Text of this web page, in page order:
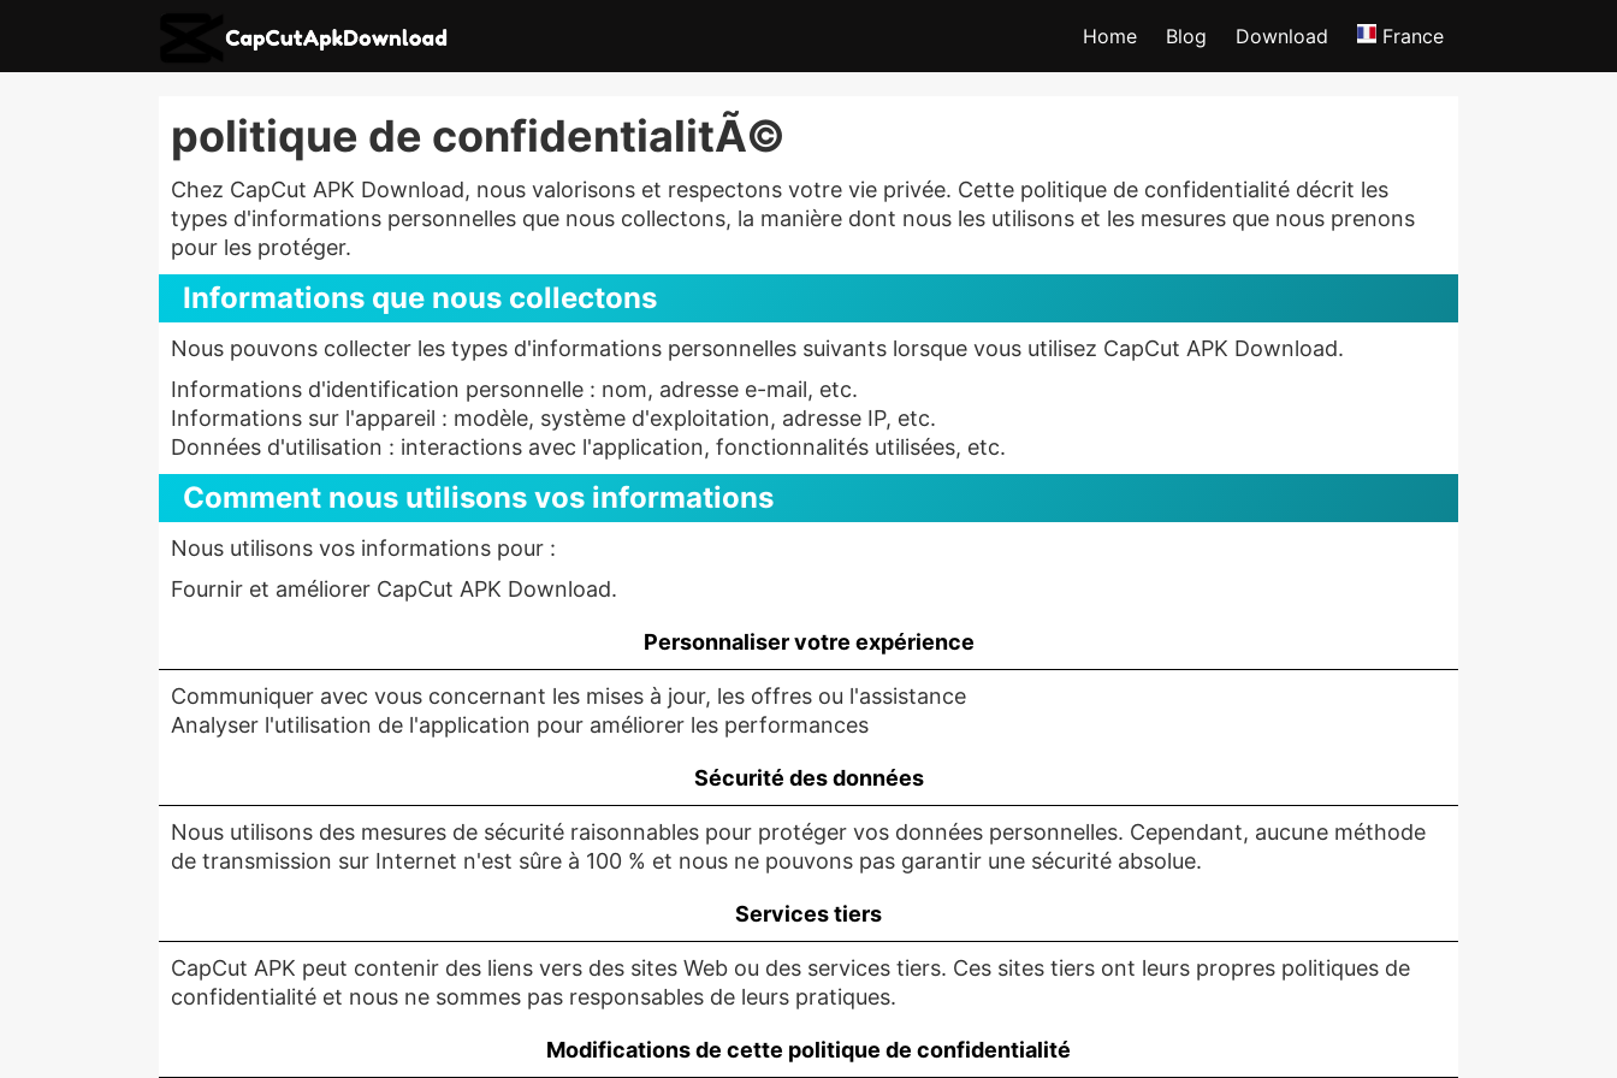
Home Blog Download France
politique de confidentialitÃ©
Chez CapCut APK Download, nous valorisons et respectons votre vie privée. Cette politique de confidentialité décrit les
types d'informations personnelles que nous collectons, la manière dont nous les utilisons et les mesures que nous prenons
pour les protéger.
Informations que nous collectons
Nous pouvons collecter les types d'informations personnelles suivants lorsque vous utilisez CapCut APK Download.
Informations d'identification personnelle : nom, adresse e-mail, etc.
Informations sur l'appareil : modèle, système d'exploitation, adresse IP, etc.
Données d'utilisation : interactions avec l'application, fonctionnalités utilisées, etc.
Comment nous utilisons vos informations
Nous utilisons vos informations pour :
Fournir et améliorer CapCut APK Download.
Personnaliser votre expérience
Communiquer avec vous concernant les mises à jour, les offres ou l'assistance
Analyser l'utilisation de l'application pour améliorer les performances
Sécurité des données
Nous utilisons des mesures de sécurité raisonnables pour protéger vos données personnelles. Cependant, aucune méthode
de transmission sur Internet n'est sûre à 100 % et nous ne pouvons pas garantir une sécurité absolue.
Services tiers
CapCut APK peut contenir des liens vers des sites Web ou des services tiers. Ces sites tiers ont leurs propres politiques de
confidentialité et nous ne sommes pas responsables de leurs pratiques.
Modifications de cette politique de confidentialité